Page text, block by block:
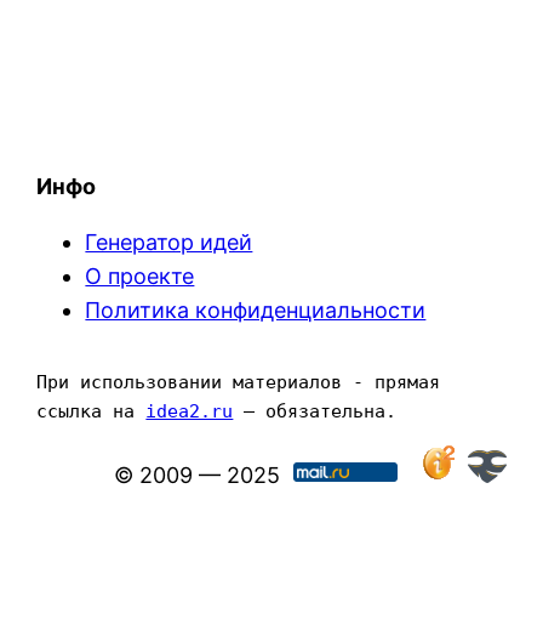
Инфо
Генератор идей
О проекте
Политика конфиденциальности
При использовании материалов - прямая
ссылка на idea2.ru — обязательна.
© 2009 — 2025